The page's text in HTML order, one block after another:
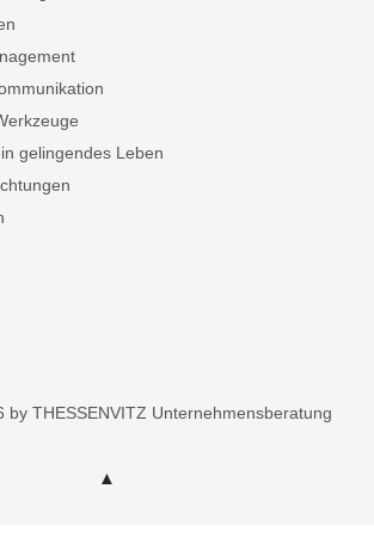
gelingendes Leben
by THESSENVITZ Unternehmensberatung